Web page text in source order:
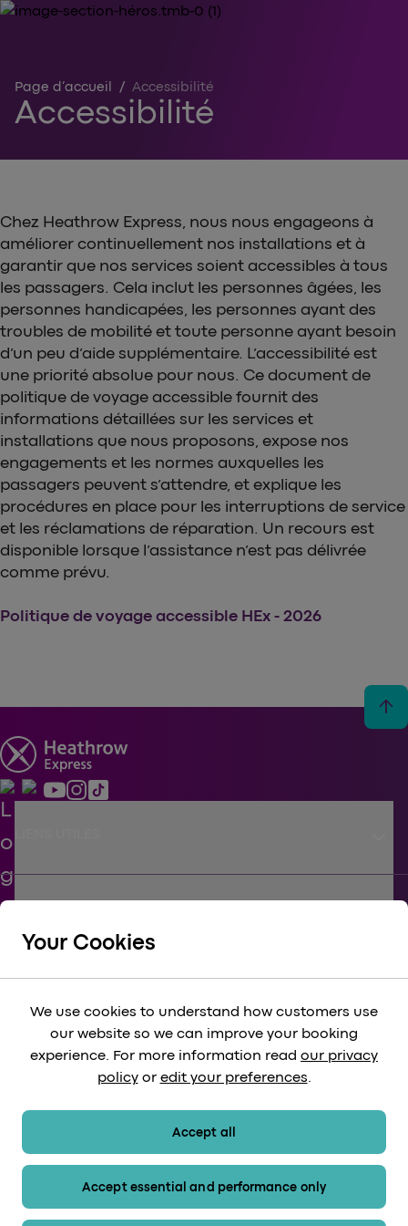
Page d’accueil / Accessibilité
Accessibilité
Chez Heathrow Express, nous nous engageons à
améliorer continuellement nos installations et à
garantir que nos services soient accessibles à tous
les passagers. Cela inclut les personnes âgées, les
personnes handicapées, les personnes ayant des
troubles de mobilité et toute personne ayant besoin
d’un peu d’aide supplémentaire. L’accessibilité est
une priorité absolue pour nous. Ce document de
politique de voyage accessible fournit des
informations détaillées sur les services et
installations que nous proposons, expose nos
engagements et les normes auxquelles les
passagers peuvent s’attendre, et explique les
procédures en place pour les interruptions de service
et les réclamations de réparation. Un recours est
disponible lorsque l’assistance n’est pas délivrée
comme prévu.
Politique de voyage accessible HEx - 2026
arrow_upward
keyboard_arrow_down
CORPORATIF keyboard_arrow_down
LÉGAL keyboard_arrow_down
MÉTHODES DE PAIEMENT
Your Cookies
We use cookies to understand how customers use
our website so we can improve your booking
experience. For more information read our privacy
policyor edit your preferences.
Accept all
Accept essential and performance only